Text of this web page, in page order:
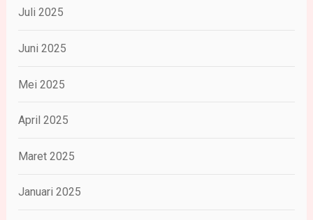
Juli 2025
Juni 2025
Mei 2025
April 2025
Maret 2025
Januari 2025